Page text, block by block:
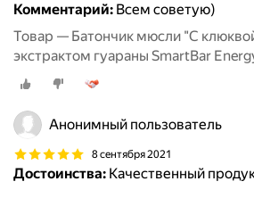
Комментарий: Всем советую)
Товар — Батончик мюсли "С
экстрактом гуараны SmartBar
Анонимный пользователь
8 сентября 2021
Достоинства: Качественный